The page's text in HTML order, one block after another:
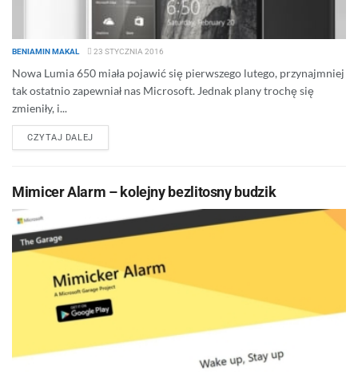
BENIAMIN MAKAL 23 STYCZNIA 2016
Nowa Lumia 650 miała pojawić się pierwszego lutego, przynajmniej
tak ostatnio zapewniał nas Microsoft. Jednak plany trochę się
zmieniły, i...
CZYTAJ DALEJDETAILS
Mimicer Alarm – kolejny bezlitosny budzik